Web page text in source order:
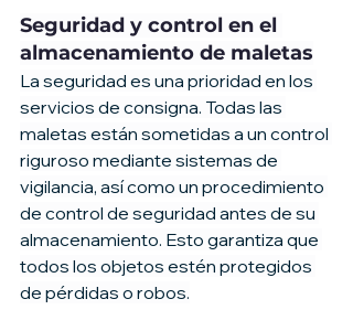
Seguridad y control en el
almacenamiento de maletas
La seguridad es una prioridad en los
servicios de consigna. Todas las
maletas están sometidas a un control
riguroso mediante sistemas de
vigilancia, así como un procedimiento
de control de seguridad antes de su
almacenamiento. Esto garantiza que
todos los objetos estén protegidos
de pérdidas o robos.